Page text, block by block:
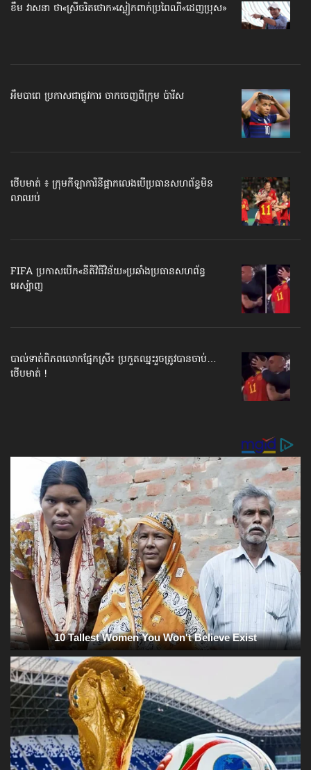
ខឹម វាសនា ថា«ស្រីចរិតថោក»​ស្លៀកពាក់ប្រពៃណី​«ដេញប្រុស»
អឹមបាពេ ប្រកាសជាផ្លូវការ ចាកចេញពីក្រុម ប៉ារីស
ថើបមាត់ ៖ ក្រុមកីឡាការិនី​ផ្អាកលេង​​បើប្រធានសហព័ន្ធ​មិន
លាឈប់
FIFA ប្រកាសបើក​«នីតិវិធីវិន័យ»​ប្រឆាំងប្រធានសហព័ន្ធ​
អេស្ប៉ាញ
បាល់ទាត់​ពិភពលោក​ផ្នែកស្រី៖ ប្រកួតឈ្នះរួច​ត្រូវបានចាប់…
ថើបមាត់ !